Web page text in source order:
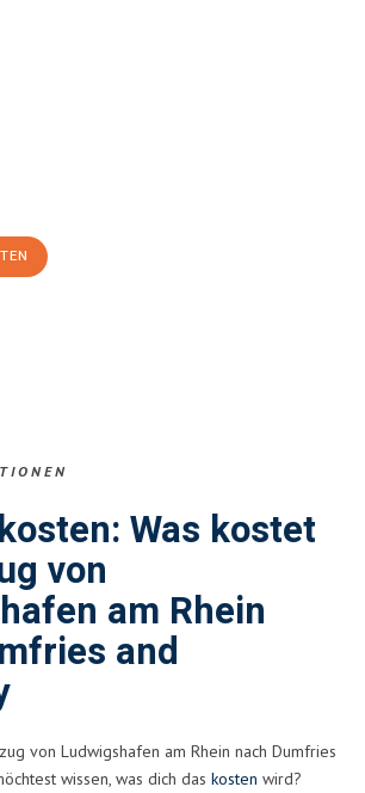
Was kostet
von
am Rhein
and
von Ludwigshafen am Rhein nach Dumfries
wissen, was dich das kosten wird?